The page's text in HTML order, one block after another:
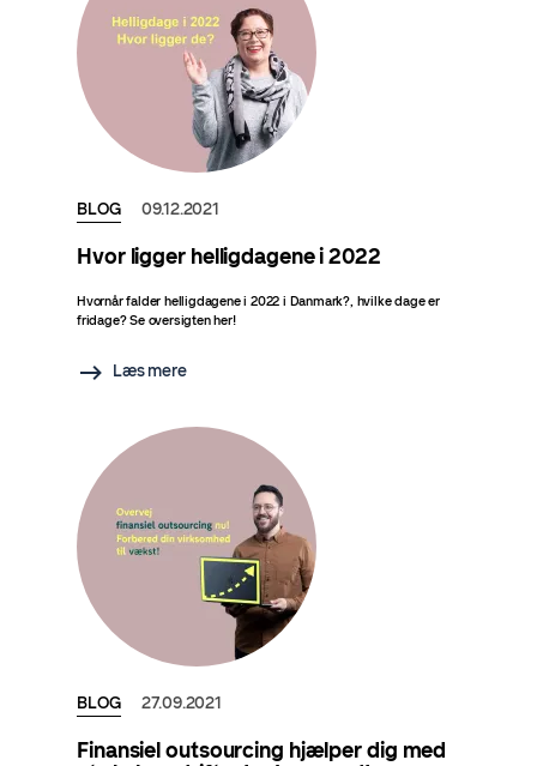
BLOG 09.12.2021
Hvor ligger helligdagene i 2022
Hvornår falder helligdagene i 2022 i Danmark?, hvilke dage er
fridage? Se oversigten her!
Læs mere
BLOG 27.09.2021
Finansiel outsourcing hjælper dig med